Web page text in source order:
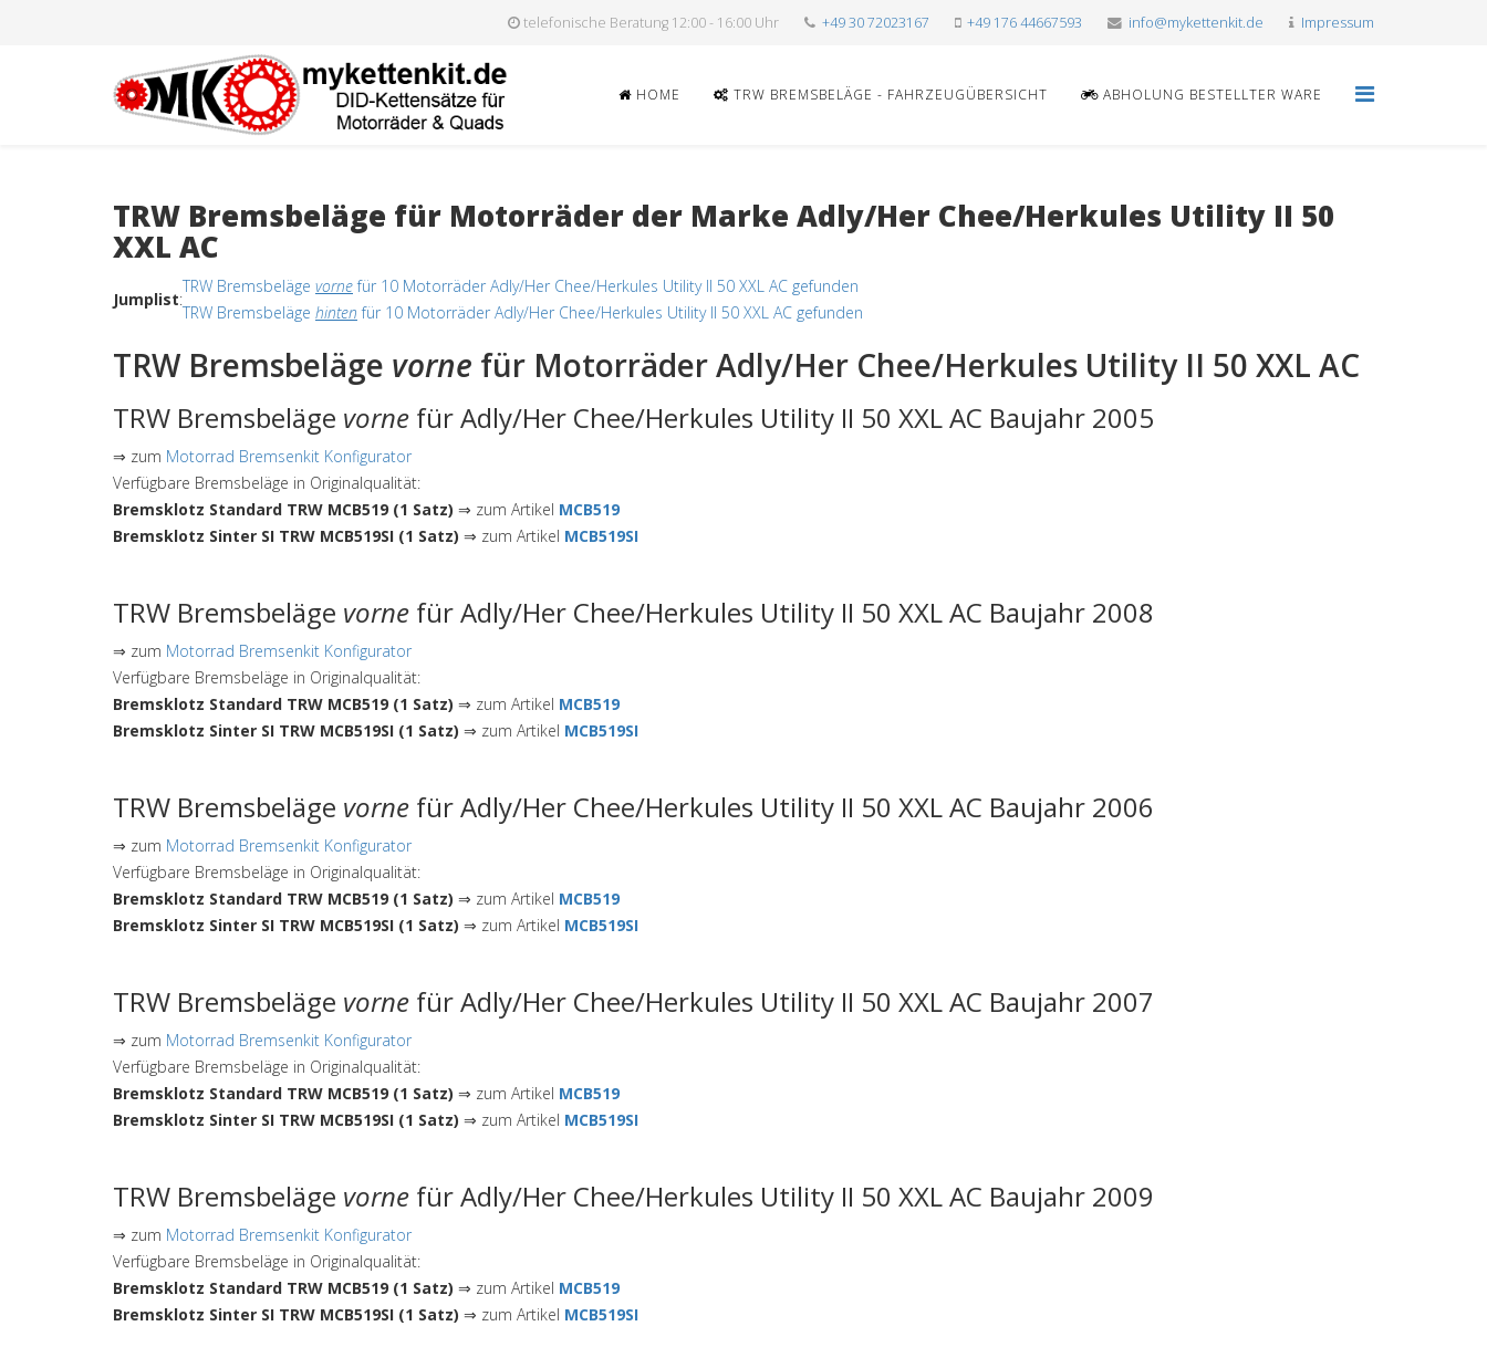
telefonische Beratung 12:00 - 16:00 Uhr +49 30 72023167 +49 176 44667593 info@mykettenkit.de Impressum
HOME TRW BREMSBELÄGE - FAHRZEUGÜBERSICHT ABHOLUNG BESTELLTER WARE
TRW Bremsbeläge für Motorräder der Marke Adly/Her Chee/Herkules Utility II 50
XXL AC
Jumplist:
TRW Bremsbeläge vornefür 10 Motorräder Adly/Her Chee/Herkules Utility II 50 XXL AC gefunden
TRW Bremsbeläge hinten für 10 Motorräder Adly/Her Chee/Herkules Utility II 50 XXL AC gefunden
TRW Bremsbeläge vorne für Motorräder Adly/Her Chee/Herkules Utility II 50 XXL AC
TRW Bremsbeläge vorne für Adly/Her Chee/Herkules Utility II 50 XXL AC Baujahr 2005
⇒ zum Motorrad Bremsenkit Konfigurator
Verfügbare Bremsbeläge in Originalqualität:
Bremsklotz Standard TRW MCB519 (1 Satz) ⇒ zum Artikel MCB519
Bremsklotz Sinter SI TRW MCB519SI (1 Satz) ⇒ zum Artikel MCB519SI
TRW Bremsbeläge vorne für Adly/Her Chee/Herkules Utility II 50 XXL AC Baujahr 2008
⇒ zum Motorrad Bremsenkit Konfigurator
Verfügbare Bremsbeläge in Originalqualität:
Bremsklotz Standard TRW MCB519 (1 Satz) ⇒ zum Artikel MCB519
Bremsklotz Sinter SI TRW MCB519SI (1 Satz) ⇒ zum Artikel MCB519SI
TRW Bremsbeläge vorne für Adly/Her Chee/Herkules Utility II 50 XXL AC Baujahr 2006
⇒ zum Motorrad Bremsenkit Konfigurator
Verfügbare Bremsbeläge in Originalqualität:
Bremsklotz Standard TRW MCB519 (1 Satz) ⇒ zum Artikel MCB519
Bremsklotz Sinter SI TRW MCB519SI (1 Satz) ⇒ zum Artikel MCB519SI
TRW Bremsbeläge vorne für Adly/Her Chee/Herkules Utility II 50 XXL AC Baujahr 2007
⇒ zum Motorrad Bremsenkit Konfigurator
Verfügbare Bremsbeläge in Originalqualität:
Bremsklotz Standard TRW MCB519 (1 Satz) ⇒ zum Artikel MCB519
Bremsklotz Sinter SI TRW MCB519SI (1 Satz) ⇒ zum Artikel MCB519SI
TRW Bremsbeläge vorne für Adly/Her Chee/Herkules Utility II 50 XXL AC Baujahr 2009
⇒ zum Motorrad Bremsenkit Konfigurator
Verfügbare Bremsbeläge in Originalqualität:
Bremsklotz Standard TRW MCB519 (1 Satz) ⇒ zum Artikel MCB519
Bremsklotz Sinter SI TRW MCB519SI (1 Satz) ⇒ zum Artikel MCB519SI